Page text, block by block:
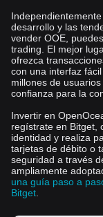
desarrollo y las
vender OOE,
trading. El mejor
ofrezca
con una interfaz
millones de
confianza para la
Invertir en
regístrate en Bitget,
identidad y realiza
tarjetas de débito o
seguridad a través
ampliamente
una guía paso a
Bitget